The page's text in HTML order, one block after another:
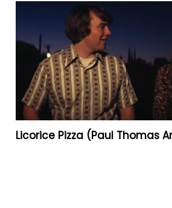
Licorice Pizza (Paul Thomas